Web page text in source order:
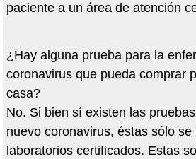
paciente a un área de atención
¿Hay alguna prueba para la
coronavirus que pueda comprar
casa?
No. Si bien sí existen las
nuevo coronavirus, éstas sólo se
laboratorios certificados. Estas